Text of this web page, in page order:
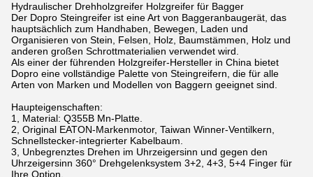
Hydraulischer Drehholzgreifer Holzgreifer für Bagger
Der Dopro Steingreifer ist eine Art von Baggeranbaugerät, das
hauptsächlich zum Handhaben, Bewegen, Laden und
Organisieren von Stein, Felsen, Holz, Baumstämmen, Holz und
anderen großen Schrottmaterialien verwendet wird.
Als einer der führenden Holzgreifer-Hersteller in China bietet
Dopro eine vollständige Palette von Steingreifern, die für alle
Arten von Marken und Modellen von Baggern geeignet sind.
Haupteigenschaften:
1, Material: Q355B Mn-Platte.
2, Original EATON-Markenmotor, Taiwan Winner-Ventilkern,
Schnellstecker-integrierter Kabelbaum.
3, Unbegrenztes Drehen im Uhrzeigersinn und gegen den
Uhrzeigersinn 360° Drehgelenksystem 3+2, 4+3, 5+4 Finger für
Ihre Option.